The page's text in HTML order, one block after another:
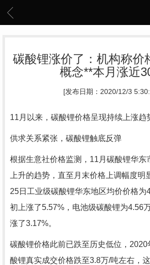
碳酸锂涨价了：机构称价
概念**本月涨近
[发布日期：2020/12/3
11月以来，碳酸锂价格呈现持续上涨趋
供求关系紧张，碳酸锂触底反弹
根据生意社价格监测，11月碳酸锂华东
上升的趋势，直至月末价格上调幅度明
25日工业级碳酸锂华东地区均价价格为
初上涨了5.57%，电池级碳酸锂为4.56
涨了3.17%。
碳酸锂价格此前已跌至历史低位，2020
酸锂真实成交价格跌至3.8万/吨左右，